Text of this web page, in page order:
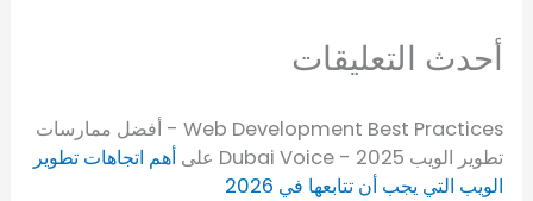
أحدث التعليقات
Web Development Best Practices - أفضل ممارسات
تطوير الويب 2025 - Dubai Voice
علىأهم اتجاهات تطوير
الويب التي يجب أن تتابعها في 2026